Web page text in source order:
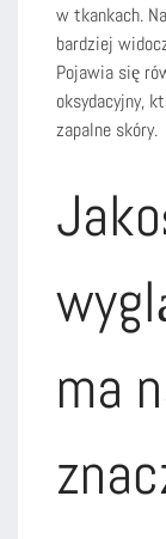
w tkankach.
bardziej
Pojawia się
oksydacyjny,
zapalne skóry.
ma